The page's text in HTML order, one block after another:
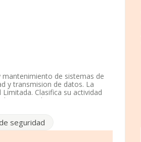
de sistemas de
y transmision de datos. La
Clasifica su actividad
en mercados exteriores.
se encuadra como
han crecido un 46%. Ha
seguridad